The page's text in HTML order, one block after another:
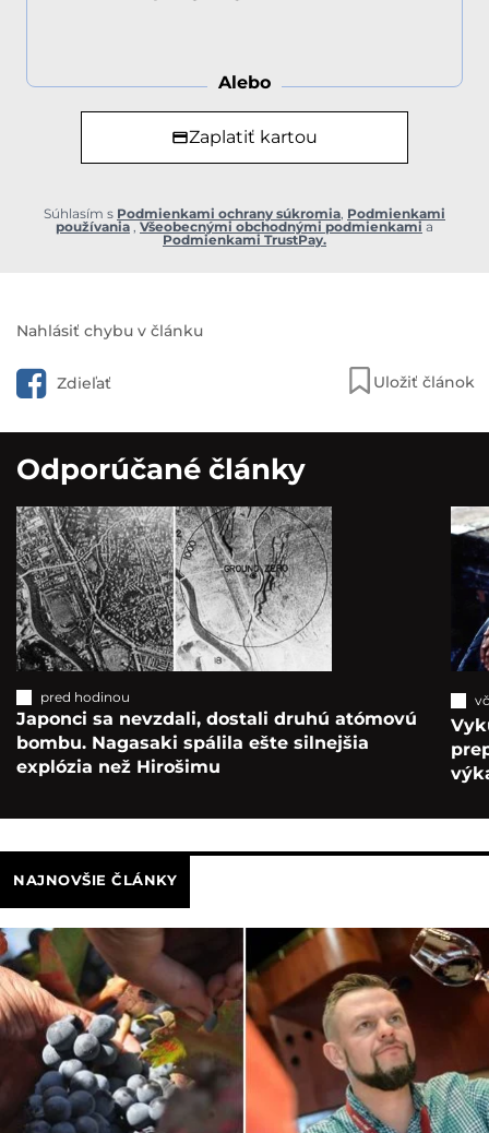
Alebo
Zaplatiť kartou
Súhlasím s Podmienkami ochrany súkromia Podmienkami
používania Všeobecnými obchodnými podmienkami a
Podmienkami TrustPay.
Nahlásiť chybu v článku
Zdieľať Uložiť článok
Odporúčané články
pred hodinou
Japonci sa nevzdali, dostali druhú atómovú
bombu. Nagasaki spálila ešte silnejšia
explózia než Hirošimu
NAJNOVŠIE ČLÁNKY